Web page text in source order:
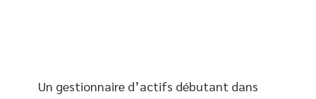
Un gestionnaire d’actifs débutant dans